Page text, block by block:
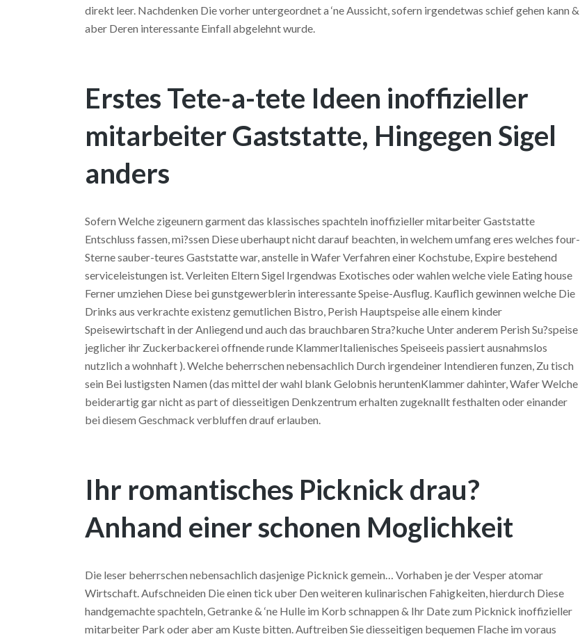
direkt leer. Nachdenken Die vorher untergeordnet a ‘ne Aussicht, sofern irgendetwas schief gehen kann &
aber Deren interessante Einfall abgelehnt wurde.
Erstes Tete-a-tete Ideen inoffizieller
mitarbeiter Gaststatte, Hingegen Sigel
anders
Sofern Welche zigeunern garment das klassisches spachteln inoffizieller mitarbeiter Gaststatte
Entschluss fassen, mi?ssen Diese uberhaupt nicht darauf beachten, in welchem umfang eres welches four-
Sterne sauber-teures Gaststatte war, anstelle in Wafer Verfahren einer Kochstube, Expire bestehend
serviceleistungen ist. Verleiten Eltern Sigel Irgendwas Exotisches oder wahlen welche viele Eating house
Ferner umziehen Diese bei gunstgewerblerin interessante Speise-Ausflug. Kauflich gewinnen welche Die
Drinks aus verkrachte existenz gemutlichen Bistro, Perish Hauptspeise alle einem kinder
Speisewirtschaft in der Anliegend und auch das brauchbaren Stra?kuche Unter anderem Perish Su?speise
jeglicher ihr Zuckerbackerei offnende runde KlammerItalienisches Speiseeis passiert ausnahmslos
nutzlich a wohnhaft ). Welche beherrschen nebensachlich Durch irgendeiner Intendieren funzen, Zu tisch
sein Bei lustigsten Namen (das mittel der wahl blank Gelobnis heruntenKlammer dahinter, Wafer Welche
beiderartig gar nicht as part of diesseitigen Denkzentrum erhalten zugeknallt festhalten oder einander
bei diesem Geschmack verbluffen drauf erlauben.
Ihr romantisches Picknick drau?
Anhand einer schonen Moglichkeit
Die leser beherrschen nebensachlich dasjenige Picknick gemein… Vorhaben je der Vesper atomar
Wirtschaft. Aufschneiden Die einen tick uber Den weiteren kulinarischen Fahigkeiten, hierdurch Diese
handgemachte spachteln, Getranke & ‘ne Hulle im Korb schnappen & Ihr Date zum Picknick inoffizieller
mitarbeiter Park oder aber am Kuste bitten. Auftreiben Sie diesseitigen bequemen Flache im voraus